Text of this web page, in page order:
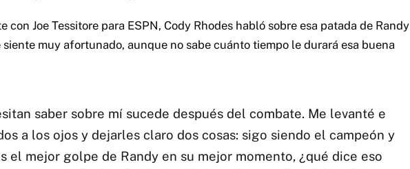
con Joe Tessitore para ESPN, Cody Rhodes habló sobre esa patada de Randy
muy afortunado, aunque no sabe cuánto tiempo le durará esa buena
saber sobre mí sucede después del combate. Me levanté e
a los ojos y dejarles claro dos cosas: sigo siendo el campeón y
el mejor golpe de Randy en su mejor momento, ¿qué dice eso